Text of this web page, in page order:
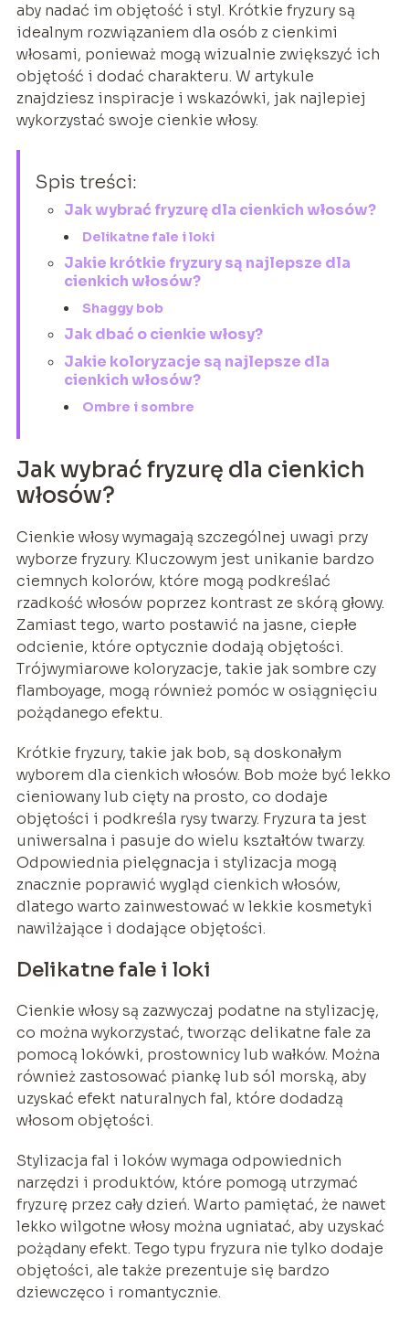
aby nadać im objętość i styl. Krótkie fryzury są
idealnym rozwiązaniem dla osób z cienkimi
włosami, ponieważ mogą wizualnie zwiększyć ich
objętość i dodać charakteru. W artykule
znajdziesz inspiracje i wskazówki, jak najlepiej
wykorzystać swoje cienkie włosy.
Spis treści:
Jak wybrać fryzurę dla cienkich włosów?
Delikatne fale i loki
Jakie krótkie fryzury są najlepsze dla
cienkich włosów?
Shaggy bob
Jak dbać o cienkie włosy?
Jakie koloryzacje są najlepsze dla
cienkich włosów?
Ombre i sombre
Jak wybrać fryzurę dla cienkich
włosów?
Cienkie włosy wymagają szczególnej uwagi przy
wyborze fryzury. Kluczowym jest unikanie bardzo
ciemnych kolorów, które mogą podkreślać
rzadkość włosów poprzez kontrast ze skórą głowy.
Zamiast tego, warto postawić na jasne, ciepłe
odcienie, które optycznie dodają objętości.
Trójwymiarowe koloryzacje, takie jak sombre czy
flamboyage, mogą również pomóc w osiągnięciu
pożądanego efektu.
Krótkie fryzury, takie jak bob, są doskonałym
wyborem dla cienkich włosów. Bob może być lekko
cieniowany lub cięty na prosto, co dodaje
objętości i podkreśla rysy twarzy. Fryzura ta jest
uniwersalna i pasuje do wielu kształtów twarzy.
Odpowiednia pielęgnacja i stylizacja mogą
znacznie poprawić wygląd cienkich włosów,
dlatego warto zainwestować w lekkie kosmetyki
nawilżające i dodające objętości.
Delikatne fale i loki
Cienkie włosy są zazwyczaj podatne na stylizację,
co można wykorzystać, tworząc delikatne fale za
pomocą lokówki, prostownicy lub wałków. Można
również zastosować piankę lub sól morską, aby
uzyskać efekt naturalnych fal, które dodadzą
włosom objętości.
Stylizacja fal i loków wymaga odpowiednich
narzędzi i produktów, które pomogą utrzymać
fryzurę przez cały dzień. Warto pamiętać, że nawet
lekko wilgotne włosy można ugniatać, aby uzyskać
pożądany efekt. Tego typu fryzura nie tylko dodaje
objętości, ale także prezentuje się bardzo
dziewczęco i romantycznie.